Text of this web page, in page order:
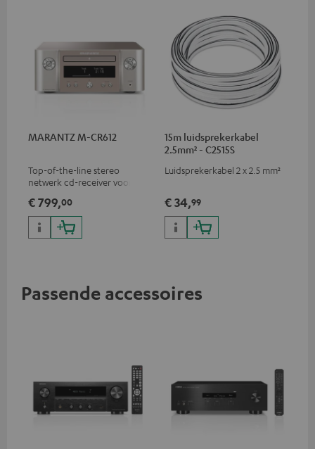
MARANTZ M-CR612
Top-of-the-line stereo
netwerk cd-receiver voor
kleinere kamers
€ 799,00
15m luidsprekerkabel
2.5mm² - C2515S
Luidsprekerkabel 2 x 2.5 mm²
€ 34,99
Passende accessoires